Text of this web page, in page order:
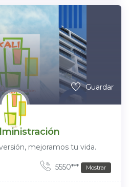
Guardar
mejoramos tu vida.
5550*** Mostrar